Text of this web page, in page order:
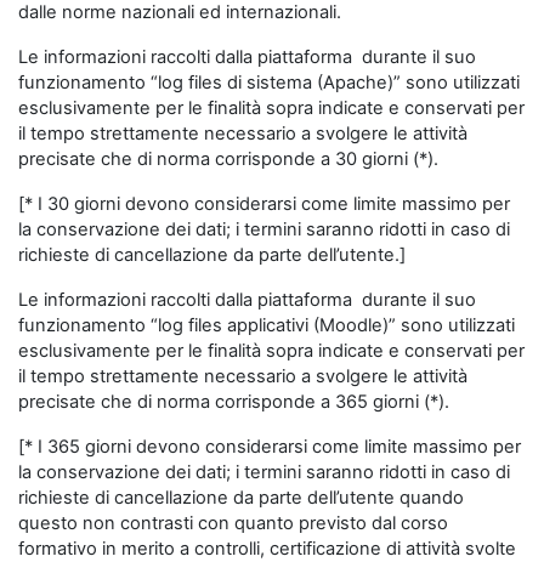
dalle norme nazionali ed internazionali.
Le informazioni raccolti dalla piattaforma durante il suo
funzionamento “log files di sistema (Apache)” sono utilizzati
esclusivamente per le finalità sopra indicate e conservati per
il tempo strettamente necessario a svolgere le attività
precisate che di norma corrisponde a 30 giorni (*).
[* I 30 giorni devono considerarsi come limite massimo per
la conservazione dei dati; i termini saranno ridotti in caso di
richieste di cancellazione da parte dell’utente.]
Le informazioni raccolti dalla piattaforma durante il suo
funzionamento “log files applicativi (Moodle)” sono utilizzati
esclusivamente per le finalità sopra indicate e conservati per
il tempo strettamente necessario a svolgere le attività
precisate che di norma corrisponde a 365 giorni (*).
[* I 365 giorni devono considerarsi come limite massimo per
la conservazione dei dati; i termini saranno ridotti in caso di
richieste di cancellazione da parte dell’utente quando
questo non contrasti con quanto previsto dal corso
formativo in merito a controlli, certificazione di attività svolte